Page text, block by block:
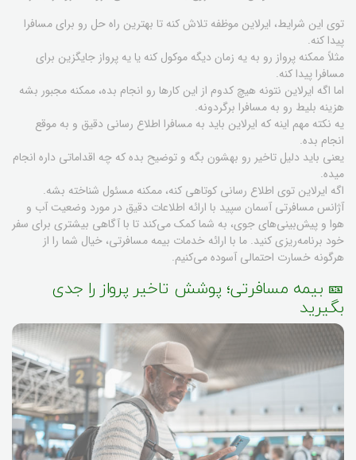
توی این شرایط، ایرلاین موظفه تلاش کنه تا بهترین راه حل رو برای مسافرا
پیدا کنه.
مثلاً ممکنه پرواز رو به یه زمان دیگه موکول کنه یا یه پرواز جایگزین برای
مسافرا پیدا کنه.
اما اگه ایرلاین نتونه هیچ کدوم از این کارها رو انجام بده، ممکنه مجبور بشه
هزینه بلیط رو به مسافرا برگردونه.
یه نکته مهم اینه که ایرلاین باید به مسافرا اطلاع رسانی دقیق و به موقع
انجام بده.
یعنی باید دلیل تاخیر رو بهشون بگه و توضیح بده که چه اقداماتی داره انجام
میده.
اگه ایرلاین توی اطلاع رسانی کوتاهی کنه، ممکنه مسئول شناخته بشه.
آژانس مسافرتی آسمان سپید با ارائه اطلاعات دقیق در مورد وضعیت آب و
هوا و پیش‌بینی‌های جوی، به شما کمک می‌کند تا با آگاهی بیشتری برای سفر
خود برنامه‌ریزی کنید. ما با ارائه خدمات بیمه مسافرتی، خیال شما را از
هرگونه خسارت احتمالی آسوده می‌کنیم.
🎫 بیمه مسافرتی؛ پوشش تاخیر پرواز را جدی
بگیرید